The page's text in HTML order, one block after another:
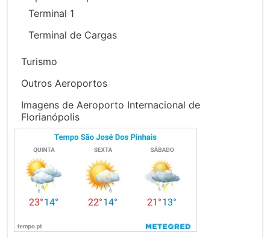
Terminal 1
Terminal de Cargas
Turismo
Outros Aeroportos
Imagens de Aeroporto Internacional de
Florianópolis